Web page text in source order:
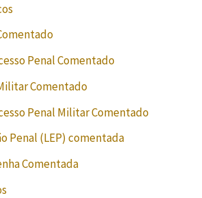
Penal Comentado
Comentado
Penal Militar Comentado
Penal (LEP) comentada
Comentada